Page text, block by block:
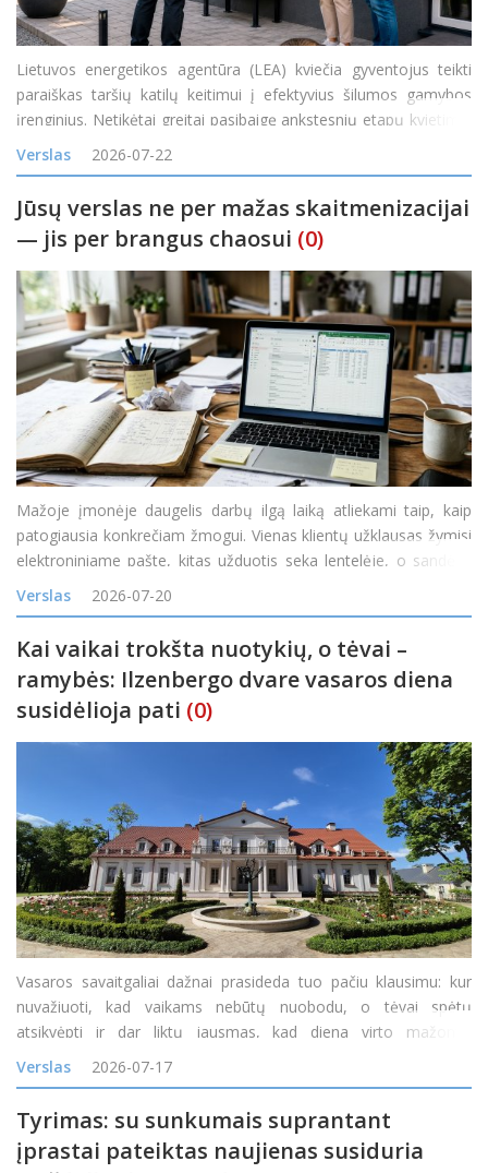
Lietuvos energetikos agentūra (LEA) kviečia gyventojus teikti
paraiškas taršių katilų keitimui į efektyvius šilumos gamybos
įrenginius. Netikėtai greitai pasibaigę ankstesnių etapų kvietimai
rodo itin didelį gyventojų susidomėjimą naujais ir efektyviais
šilumos siurbliais
Verslas 2026-07-22
Jūsų verslas ne per mažas skaitmenizacijai
— jis per brangus chaosui (0)
Mažoje įmonėje daugelis darbų ilgą laiką atliekami taip, kaip
patogiausia konkrečiam žmogui. Vienas klientų užklausas žymisi
elektroniniame pašte, kitas užduotis seka lentelėje, o sandėlio
likučiai tikrinami telefonu paklausus kolegos. Kol užsakymų
nedaug, toks veiklos būdas gali atrodyti pak
Verslas 2026-07-20
Kai vaikai trokšta nuotykių, o tėvai –
ramybės: Ilzenbergo dvare vasaros diena
susidėlioja pati (0)
Vasaros savaitgaliai dažnai prasideda tuo pačiu klausimu: kur
nuvažiuoti, kad vaikams nebūtų nuobodu, o tėvai spėtų
atsikvėpti ir dar liktų jausmas, kad diena virto mažomis
atostogomis? Vienas tokių maršrutų veda į Ilzenbergo dvarą
Rokiškio rajone. Čia diena gali prasidėti šimta
Verslas 2026-07-17
Tyrimas: su sunkumais suprantant
įprastai pateiktas naujienas susiduria